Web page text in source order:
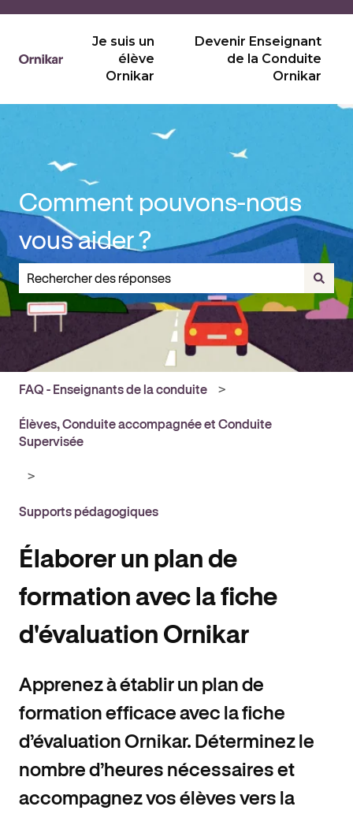
Je suis un
élève
Ornikar
Devenir Enseignant
de la Conduite
Ornikar
Comment pouvons-nous
vous aider ?
Il n'y a aucune suggestion car le champ de recherche est
FAQ - Enseignants de la conduite
Élèves, Conduite accompagnée et Conduite
Supervisée
Supports pédagogiques
Élaborer un plan de
formation avec la fiche
d'évaluation Ornikar
Apprenez à établir un plan de
formation efficace avec la fiche
d’évaluation Ornikar. Déterminez le
nombre d’heures nécessaires et
accompagnez vos élèves vers la